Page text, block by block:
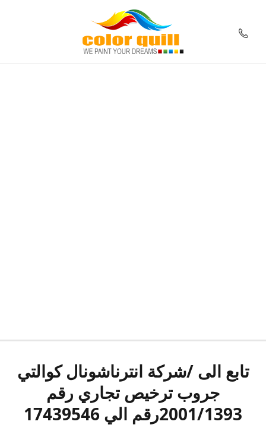
تابع الى /شركة انترناشونال كوالتي
جروب ترخيص تجاري رقم
2001/1393رقم الي 17439546